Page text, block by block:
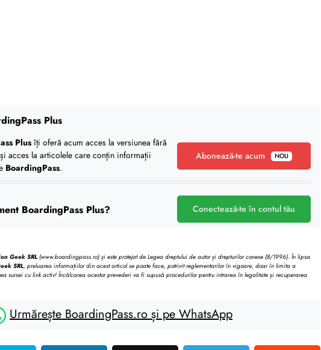
Plus
Plusîți oferă acum acces la versiunea fără
acces la articolele care conțin informații
BoardingPass.
Abonează-te acum NOU
BoardingPass Plus? Conectează-te în contul tău
Geek SRL (www.boardingpass.ro) și este protejat de Legea dreptului de autor și drepturilor conexe (8/1996). În lipsa
SRL, preluarea informațiilor din acest articol se poate face, potrivit reglementarilor în vigoare, doar în limita a
sursei cu link activ! Încălcarea acestor prevederi va fi supusă procedurilor pentru intrarea în legalitate și recuperarea
Urmărește BoardingPass.ro și pe WhatsApp